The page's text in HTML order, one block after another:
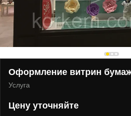
Оформление витрин
Услуга
Цену уточняйте